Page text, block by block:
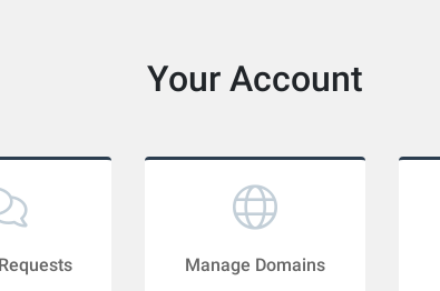
Your Account
Manage Domains